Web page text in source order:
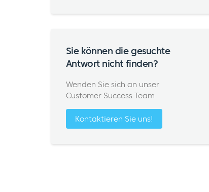
Sie können die gesuchte
Antwort nicht finden?
Wenden Sie sich an unser
Customer Success Team
Kontaktieren Sie uns!